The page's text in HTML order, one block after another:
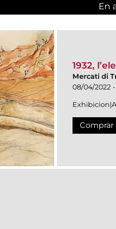
En
1932,
Mercati di
08/04/2022
Comprar